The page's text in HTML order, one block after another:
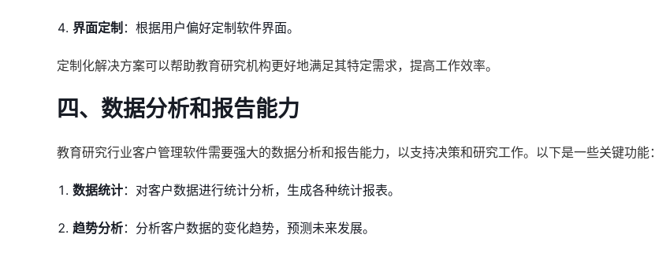
界面定制 ：根据用户偏好定制软件界面。
定制化解决方案可以帮助教育研究机构更好地满足其特定需求，提高工作效率。
四、数据分析和报告能力
教育研究行业客户管理软件需要强大的数据分析和报告能力，以支持决策和研究工作。以下是一些关键功能：
数据统计：对客户数据进行统计分析，生成各种统计报表。
趋势分析：分析客户数据的变化趋势，预测未来发展。